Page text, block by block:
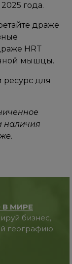
2025 года.
драже
HRT
мышцы.
ресурс для
наличия
В МИРЕ
бизнес,
географию.